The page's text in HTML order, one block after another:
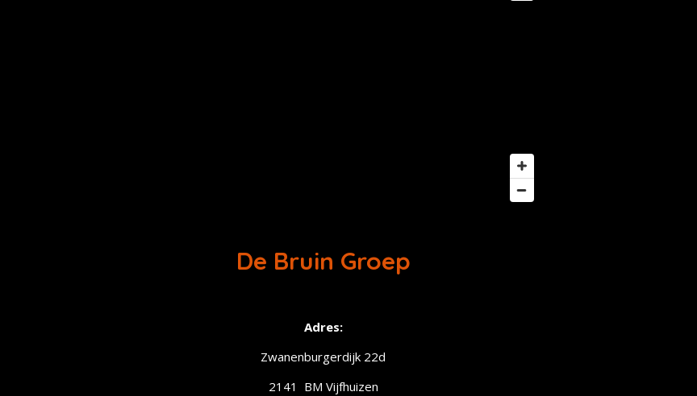
De Bruin Groep
Adres:
Zwanenburgerdijk 22d
2141 BM Vijfhuizen